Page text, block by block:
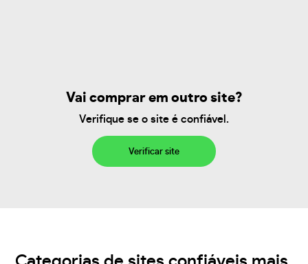
Vai comprar em outro site?
Verifique se o site é confiável.
Verificar site